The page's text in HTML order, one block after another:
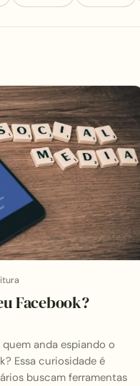
Facebook?
anda espiando o
Essa curiosidade é
buscam ferramentas